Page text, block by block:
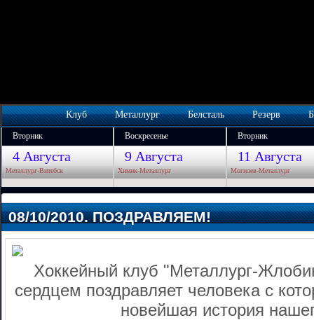
Клуб Металлург Белсталь Резерв
Вторник Воскресенье Вторник
4 Августа 9 Августа 11 Августа
Металлург-Витебск Химик-Металлург Могилев-Металлург
08/10/2010. ПОЗДРАВЛЯЕМ!
Хоккейный клуб "Металлург-
сердцем поздравляет человека с
новейшая история